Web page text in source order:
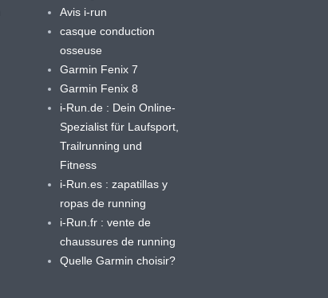
Avis i-run
casque conduction
osseuse
Garmin Fenix 7
Garmin Fenix 8
i-Run.de : Dein Online-
Spezialist für Laufsport,
Trailrunning und
Fitness
i-Run.es : zapatillas y
ropas de running
i-Run.fr : vente de
chaussures de running
Quelle Garmin choisir?